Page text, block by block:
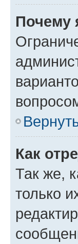
Почему
Как
Так же,
только